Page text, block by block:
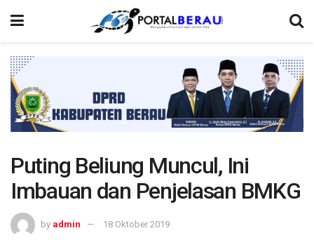
Puting Beliung Muncul, Ini
Imbauan dan Penjelasan BMKG
by admin 18 Oktober 2019